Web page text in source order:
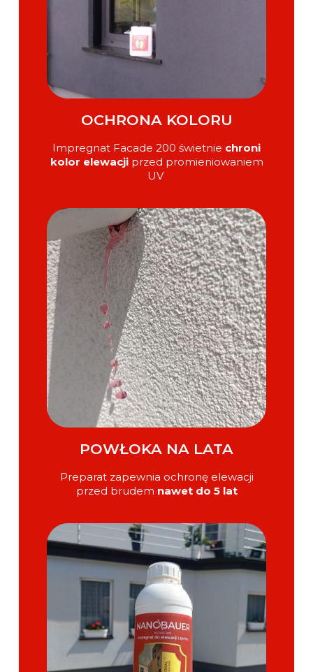
OCHRONA KOLORU
Impregnat Facade 200 świetnie chroni
kolor elewacjiprzed promieniowaniem
UV
POWŁOKA NA LATA
Preparat zapewnia ochronę elewacji
przed brudem nawet do 5 lat